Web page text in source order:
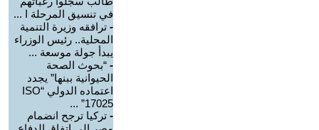
في تنسيق المرحلة ا ...
- ترافقه وزيرة التنمية
المحلية.. رئيس الوزراء
يبدأ جولة موسعة ...
- “بحوث الصحة
الحيوانية ببنها” يجدد
اعتماده الدولي “ISO
17025” ...
- تركيا ترجح انضمام